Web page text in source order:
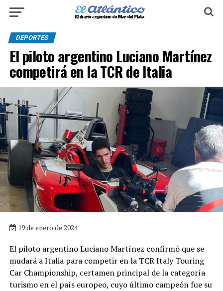
DEPORTES
El piloto argentino Luciano Martínez
competirá en la TCR de Italia
19 de enero de 2024
El piloto argentino Luciano Martínez confirmó que se
mudará a Italia para competir en la TCR Italy Touring
Car Championship, certamen principal de la categoría
turismo en el país europeo, cuyo último campeón fue su